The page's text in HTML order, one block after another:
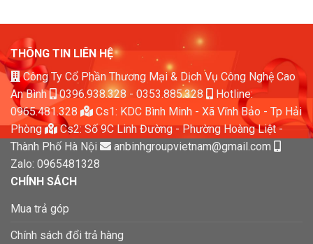
THÔNG TIN LIÊN HỆ
Công Ty Cổ Phần Thương Mại & Dịch Vụ Công Nghệ Cao
An Bình
0396.938.328 - 0353.885.328
Hotline:
0965.481.328
Cs1: KDC Bình Minh - Xã Vĩnh Bảo - Tp Hải
Phòng
Cs2: Số 9C Linh Đường - Phường Hoàng Liệt -
Thành Phố Hà Nội
anbinhgroupvietnam@gmail.com
Zalo: 0965481328
CHÍNH SÁCH
Mua trả góp
Chính sách đổi trả hàng